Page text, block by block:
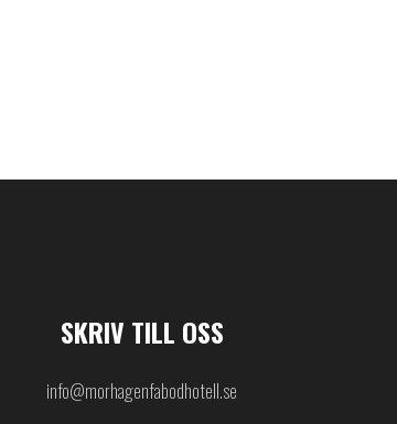
SKRIV TILL OSS
info@morhagenfabodhotell.se